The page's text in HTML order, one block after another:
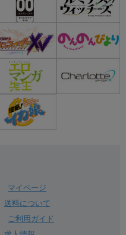
マイページ
送料について
ご利用ガイド